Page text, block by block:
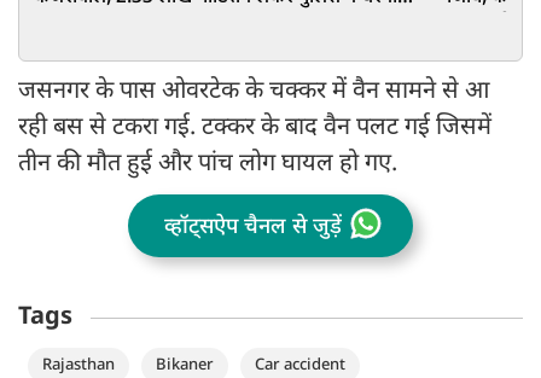
जसनगर के पास ओवरटेक के चक्कर में वैन सामने से आ
रही बस से टकरा गई. टक्कर के बाद वैन पलट गई जिसमें
तीन की मौत हुई और पांच लोग घायल हो गए.
व्हॉट्सऐप चैनल से जुड़ें
Tags
Rajasthan Bikaner
Car accident